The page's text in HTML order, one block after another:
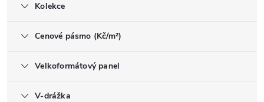
Kolekce
Cenové pásmo (Kč/m²)
Velkoformátový panel
V-drážka